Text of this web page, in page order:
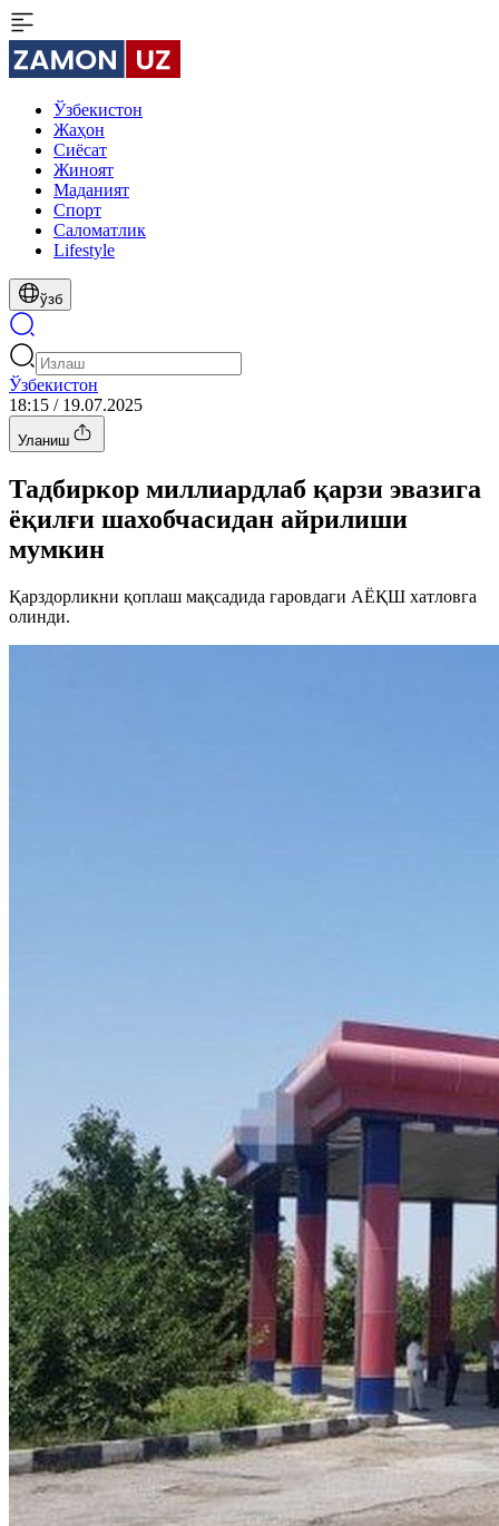
Ўзбекистон
Жаҳон
Сиёсат
Жиноят
Маданият
Спорт
Cаломатлик
Lifestyle
ўзб
Ўзбекистон
18:15 / 19.07.2025
Уланиш
Тадбиркор миллиардлаб қарзи эвазига
ёқилғи шахобчасидан айрилиши
мумкин
Қарздорликни қоплаш мақсадида гаровдаги АЁҚШ хатловга
олинди.